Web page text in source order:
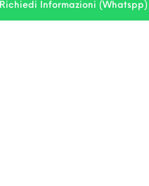
Richiedi Informazioni (Whatspp)